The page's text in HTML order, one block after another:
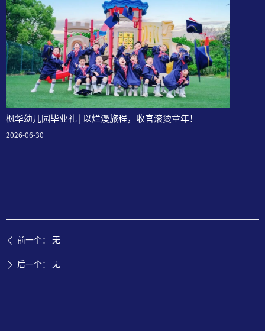
ꄴ 前一个： 无
ꄲ 后一个： 无
枫华幼儿园毕业礼 | 以烂漫旅程，收官滚烫童年！
2026-06-30